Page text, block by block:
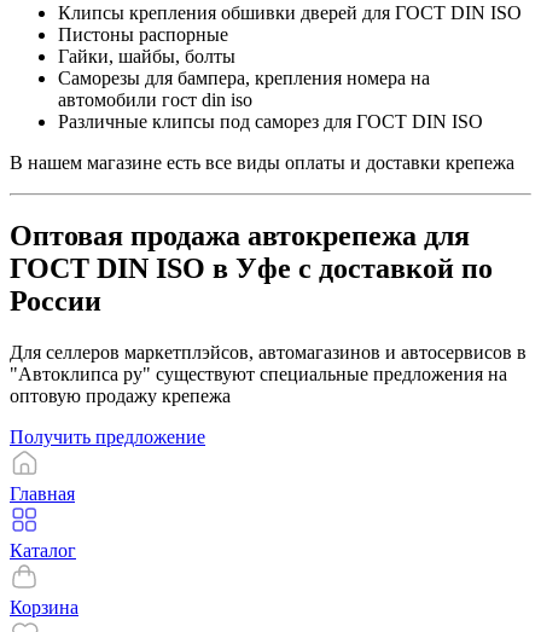
Клипсы крепления обшивки дверей для ГОСТ DIN ISO
Пистоны распорные
Гайки, шайбы, болты
Саморезы для бампера, крепления номера на
автомобили гост din iso
Различные клипсы под саморез для ГОСТ DIN ISO
В нашем магазине есть все виды оплаты и доставки крепежа
Оптовая продажа автокрепежа для
ГОСТ DIN ISO в Уфе с доставкой по
России
Для селлеров маркетплэйсов, автомагазинов и автосервисов в
"Автоклипса ру" существуют специальные предложения на
оптовую продажу крепежа
Получить предложение
Главная
Каталог
Корзина